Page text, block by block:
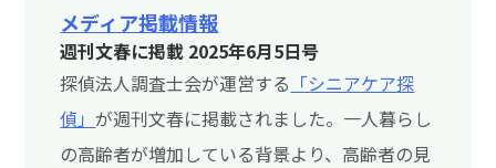
メディア掲載情報
週刊文春に掲載 2025年6月5日号
探偵法人調査士会が運営する 「シニアケア探
偵」が週刊文春に掲載されました。一人暮らし
の高齢者が増加している背景より、高齢者の見